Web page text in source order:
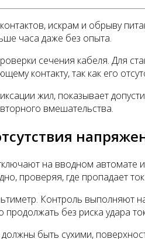
искрам и обрыву
часа даже без опыта.
сечения кабеля. Для
контакту, так как его
жил, показывает
вмешательства.
на вводном
проверяя, где пропадает
Контроль
без риска удара
быть сухими,